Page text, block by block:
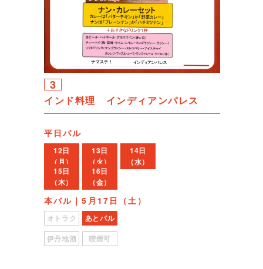
3
インド料理 インディアンパレス
平日バル
12日
（月）
13日
（火）
14日
（水）
15日
（木）
16日
（金）
本バル｜5月17日（土）
オトラク
あとバル
伊丹地酒
喫煙可